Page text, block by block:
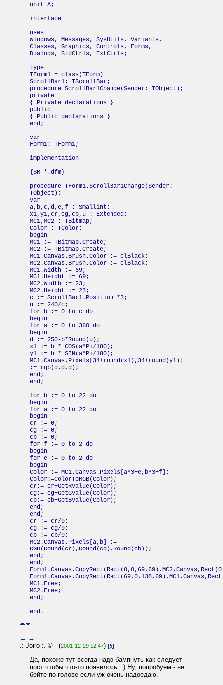
unit A;
interface
uses
Windows, Messages, SysUtils, Variants,
Classes, Graphics, Controls, Forms,
Dialogs, StdCtrls, ExtCtrls;
type
TForm1 = class(TForm)
ScrollBar1: TScrollBar;
procedure ScrollBar1Change(Sender: TObject);
private
{ Private declarations }
public
{ Public declarations }
end;
var
Form1: TForm1;
implementation
{$R *.dfm}
procedure TForm1.ScrollBar1Change(Sender:
TObject);
var
a,b,c,d,e,f : Smallint;
x1,y1,cr,cg,cb,u : Extended;
MC1,MC2 : TBitmap;
Color : TColor;
begin
MC1 := TBitmap.Create;
MC2 := TBitmap.Create;
MC1.Canvas.Brush.Color := clBlack;
MC2.Canvas.Brush.Color := clBlack;
MC1.Width := 69;
MC1.Height := 69;
MC2.Width := 23;
MC2.Height := 23;
c := ScrollBar1.Position *3;
u := 240/c;
for b := 0 to c do
begin
for a := 0 to 360 do
begin
d := 250-b*Round(u);
x1 := b * COS(a*Pi/180);
y1 := b * SIN(a*Pi/180);
MC1.Canvas.Pixels[34+round(x1),34+round(y1)]
:= rgb(d,d,d);
end;
end;
for b := 0 to 22 do
begin
for a := 0 to 22 do
begin
cr := 0;
cg := 0;
cb := 0;
for f := 0 to 2 do
begin
for e := 0 to 2 do
begin
Color := MC1.Canvas.Pixels[a*3+e,b*3+f];
Color:=ColorToRGB(Color);
cr:= cr+GetRValue(Color);
cg:= cg+GetGValue(Color);
cb:= cb+GetBValue(Color);
end;
end;
cr := cr/9;
cg := cg/9;
cb := cb/9;
MC2.Canvas.Pixels[a,b] :=
RGB(Round(cr),Round(cg),Round(cb));
end;
end;
MC1.Free;
MC2.Free;
end;
end.
← →
.: Joiro :. © (2001-12-29 12:47) [5]
Да, похоже тут всегда надо бампнуть как следует
пост чтобы что-то появилось. :) Ну, попробуем - не
бейте по голове если уж очень надоедаю.